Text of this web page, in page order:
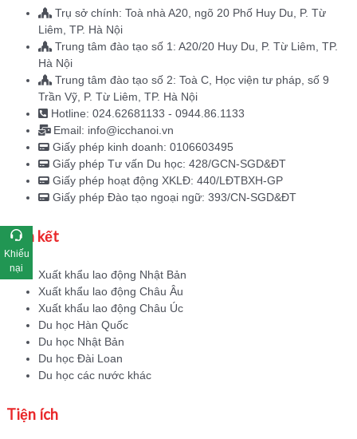
Trụ sở chính: Toà nhà A20, ngõ 20 Phố Huy Du, P. Từ
Liêm, TP. Hà Nội
Trung tâm đào tạo số 1: A20/20 Huy Du, P. Từ Liêm, TP.
Hà Nội
Trung tâm đào tạo số 2: Toà C, Học viện tư pháp, số 9
Trần Vỹ, P. Từ Liêm, TP. Hà Nội
Hotline: 024.62681133 - 0944.86.1133
Email: info@icchanoi.vn
Giấy phép kinh doanh: 0106603495
Giấy phép Tư vấn Du học: 428/GCN-SGD&ĐT
Giấy phép hoạt động XKLĐ: 440/LĐTBXH-GP
Giấy phép Đào tạo ngoại ngữ: 393/CN-SGD&ĐT
Liên kết
Xuất khẩu lao động Nhật Bản
Xuất khẩu lao động Châu Âu
Xuất khẩu lao động Châu Úc
Du học Hàn Quốc
Du học Nhật Bản
Du học Đài Loan
Du học các nước khác
Tiện ích
Khiếu
nại